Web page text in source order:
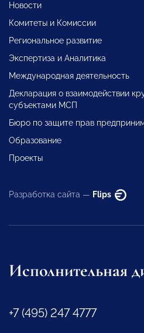
Новости
Комитеты и Комиссии
Региональное развитие
Экспертиза и Аналитика
Международная деятельность
Декларация о взаимодействии
субъектами МСП
Бюро по защите прав
Образование
Проекты
Разработка сайта — Flips
Исполнительная
+7 (495) 247 4777